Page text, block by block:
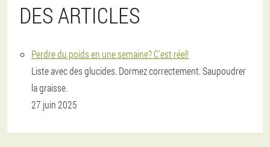
DES ARTICLES
Perdre du poids en une semaine? C'est réel!
Liste avec des glucides. Dormez correctement. Saupoudrer
la graisse.
27 juin 2025